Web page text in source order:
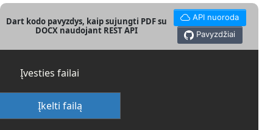
Dart kodo pavyzdys, kaip sujungti PDF su
DOCX naudojant REST API
API nuoroda
Pavyzdžiai
Įvesties failai
Įkelti failą